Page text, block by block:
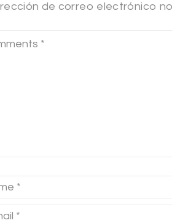
de correo electrónico